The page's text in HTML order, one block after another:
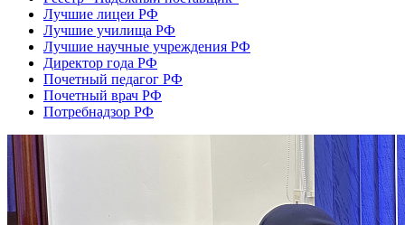
Лучшие лицеи РФ
Лучшие училища РФ
Лучшие научные учреждения РФ
Директор года РФ
Почетный педагог РФ
Почетный врач РФ
Потребнадзор РФ